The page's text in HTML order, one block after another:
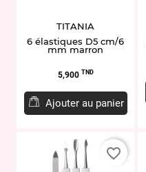
TITANIA
6 élastiques D5 cm/6
mm marron
Prix
5,900 TND
Ajouter au panier
favorite_border